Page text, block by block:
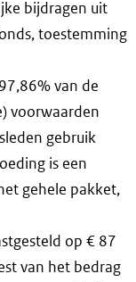
bijdragen uit
toestemming
van de
voorwaarden
gebruik
is een
gehele pakket,
op € 87
van het bedrag